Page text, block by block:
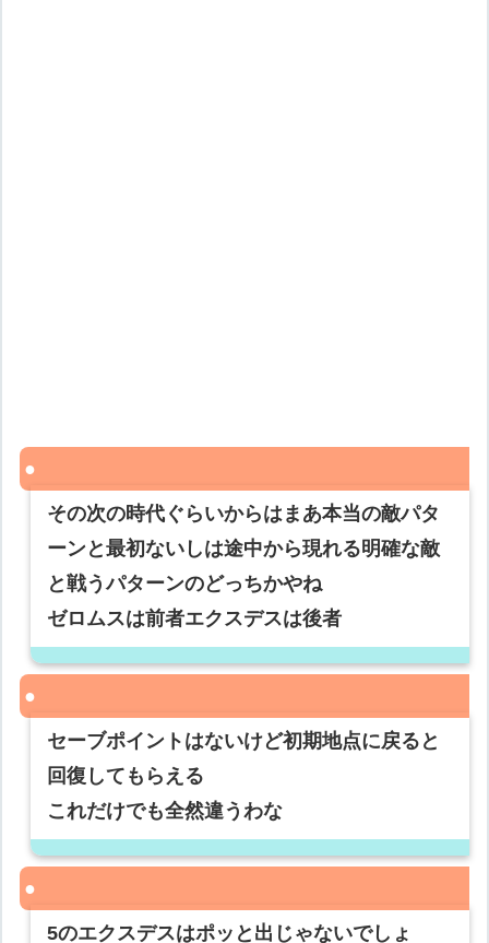
その次の時代ぐらいからはまあ本当の敵パタ
ーンと最初ないしは途中から現れる明確な敵
と戦うパターンのどっちかやね
ゼロムスは前者エクスデスは後者
セーブポイントはないけど初期地点に戻ると
回復してもらえる
これだけでも全然違うわな
5のエクスデスはポッと出じゃないでしょ